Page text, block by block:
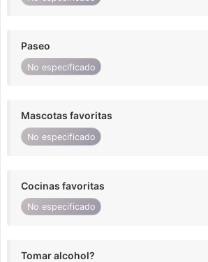
Paseo
No especificado
Mascotas favoritas
No especificado
Cocinas favoritas
No especificado
Tomar alcohol?